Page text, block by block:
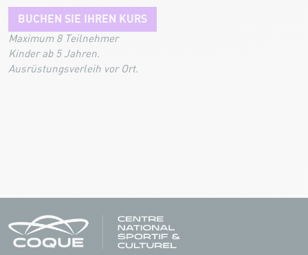
BUCHEN SIE IHREN KURS
Maximum 8 Teilnehmer
Kinder ab 5 Jahren.
Ausrüstungsverleih vor Ort.